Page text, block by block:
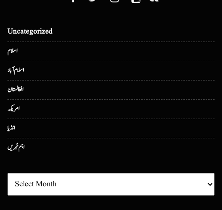
Uncategorized
اسلام
اسلام آباد
افغانستان
امریکہ
انڈیا
اہم خبریں